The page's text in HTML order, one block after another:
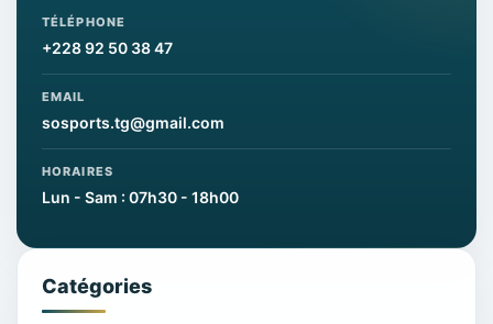
TÉLÉPHONE
+228 92 50 38 47
EMAIL
sosports.tg@gmail.com
HORAIRES
Lun - Sam : 07h30 - 18h00
Catégories